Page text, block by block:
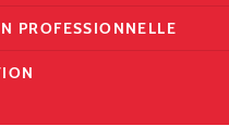
PROFESSIONNELLE